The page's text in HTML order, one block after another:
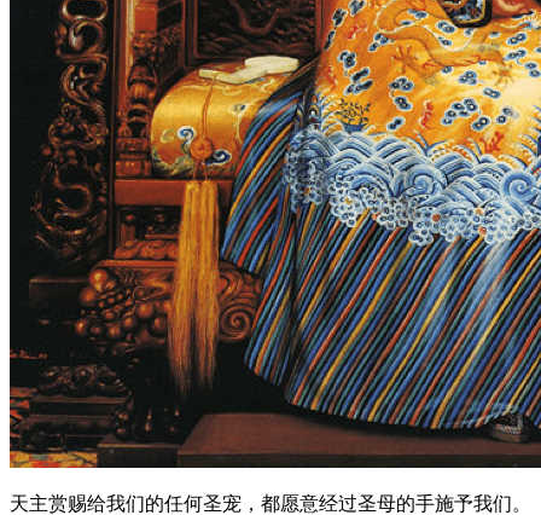
天主赏赐给我们的任何圣宠，都愿意经过圣母的手施予我们。